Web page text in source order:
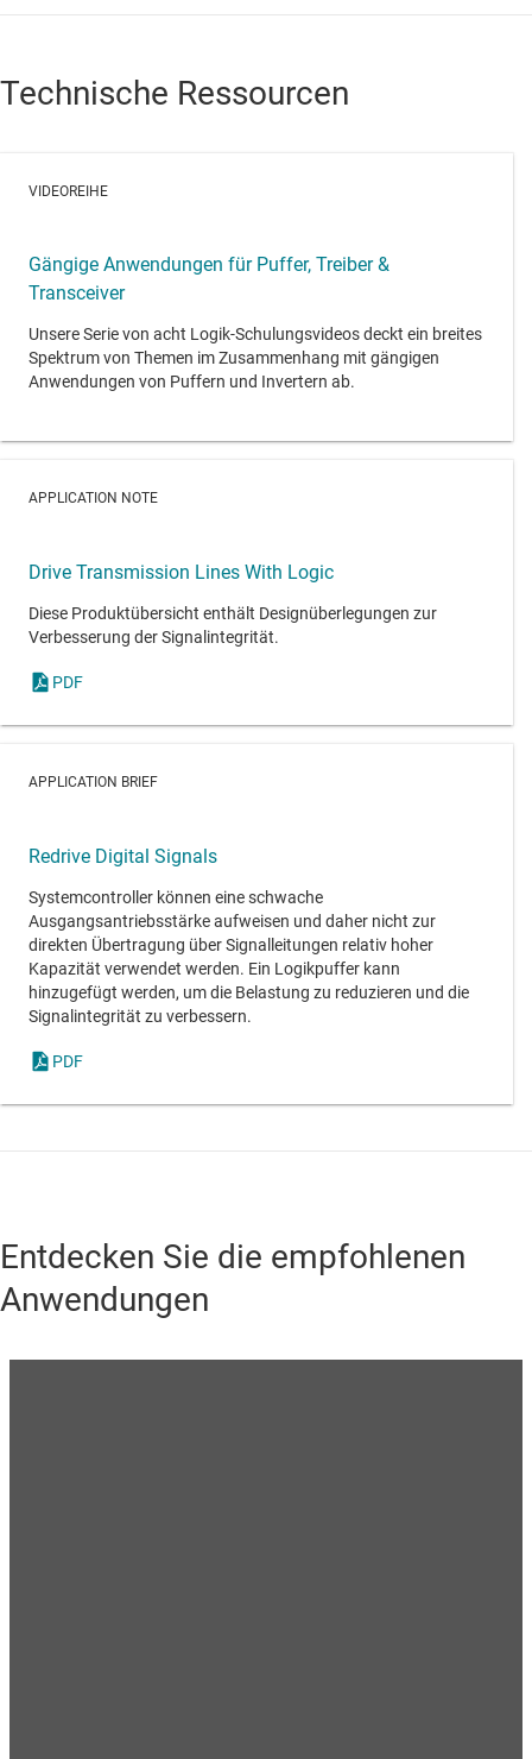
Technische Ressourcen
VIDEOREIHE
Gängige Anwendungen für Puffer, Treiber &
Transceiver
Unsere Serie von acht Logik-Schulungsvideos deckt ein breites
Spektrum von Themen im Zusammenhang mit gängigen
Anwendungen von Puffern und Invertern ab.
APPLICATION NOTE
Drive Transmission Lines With Logic
Diese Produktübersicht enthält Designüberlegungen zur
Verbesserung der Signalintegrität.
PDF
APPLICATION BRIEF
Redrive Digital Signals
Systemcontroller können eine schwache
Ausgangsantriebsstärke aufweisen und daher nicht zur
direkten Übertragung über Signalleitungen relativ hoher
Kapazität verwendet werden. Ein Logikpuffer kann
hinzugefügt werden, um die Belastung zu reduzieren und die
Signalintegrität zu verbessern.
PDF
Entdecken Sie die empfohlenen
Anwendungen